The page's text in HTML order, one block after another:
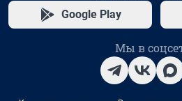
Google Play
Мы в